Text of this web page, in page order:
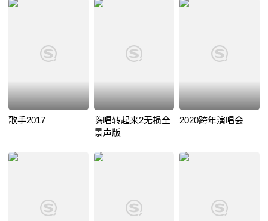
歌手2017
嗨唱转起来2无损全
景声版
2020跨年演唱会